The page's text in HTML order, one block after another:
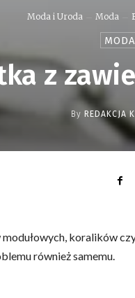
Moda i Uroda Moda
z
By REDAKCJA
koralików
również samemu.